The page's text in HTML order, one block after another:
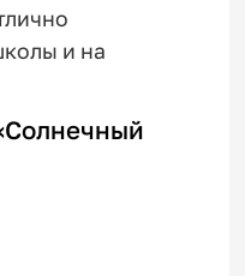
и на